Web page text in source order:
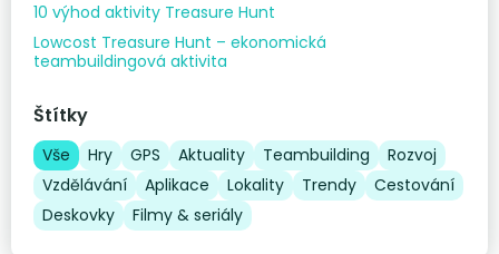
10 výhod aktivity Treasure Hunt
Lowcost Treasure Hunt – ekonomická
teambuildingová aktivita
Štítky
Vše Hry GPS Aktuality Teambuilding
Rozvoj
Vzdělávání
Aplikace Lokality Trendy
Cestování
Deskovky
Filmy & seriály